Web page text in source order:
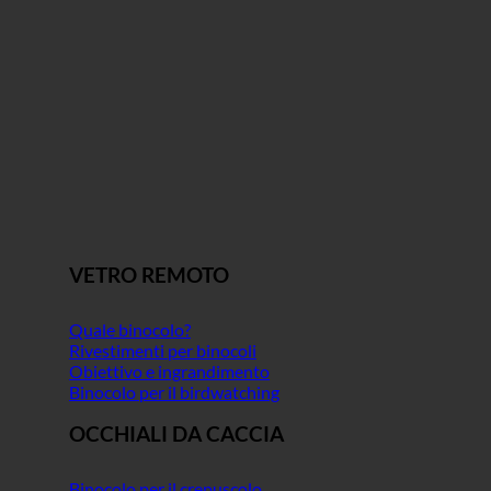
VETRO REMOTO
Quale binocolo?
Rivestimenti per binocoli
Obiettivo e ingrandimento
Binocolo per il birdwatching
OCCHIALI DA CACCIA